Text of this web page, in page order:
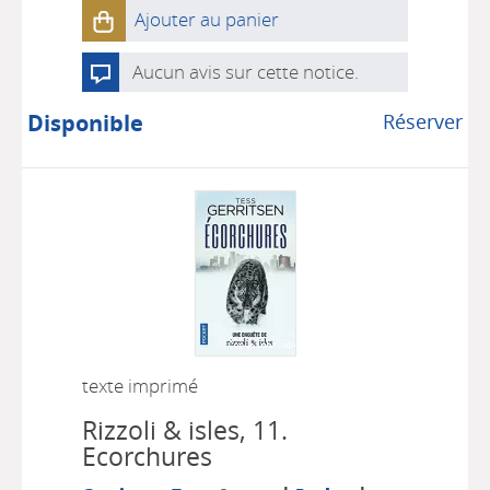
Ajouter au panier
Aucun avis sur cette notice.
Réserver
Disponible
texte imprimé
Rizzoli & isles, 11.
Ecorchures